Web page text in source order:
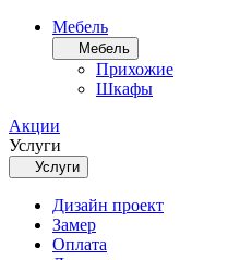
Мебель
Мебель
Прихожие
Шкафы
Акции
Услуги
Услуги
Дизайн проект
Замер
Оплата